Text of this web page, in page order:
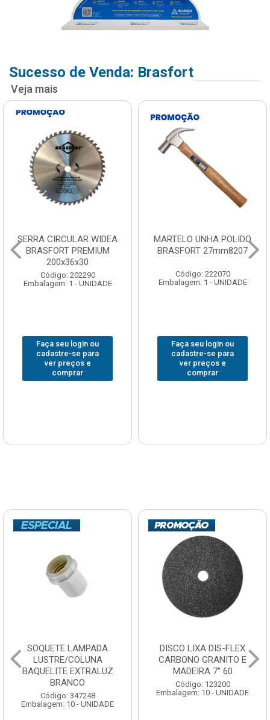
Sucesso de Venda: Brasfort
Veja mais
SERRA CIRCULAR WIDEA
BRASFORT PREMIUM
200x36x30
Código: 202290
Embalagem: 1 - UNIDADE
Faça seu login ou
cadastre-se para
ver preços e
comprar
MARTELO UNHA POLIDO
BRASFORT 27mm8207
Código: 222070
Embalagem: 1 - UNIDADE
Faça seu login ou
cadastre-se para
ver preços e
comprar
SOQUETE LAMPADA
LUSTRE/COLUNA
BAQUELITE EXTRALUZ
BRANCO
Código: 347248
Embalagem: 10 - UNIDADE
DISCO LIXA DIS-FLEX
CARBONO GRANITO E
MADEIRA 7” 60
Código: 123200
Embalagem: 10 - UNIDADE